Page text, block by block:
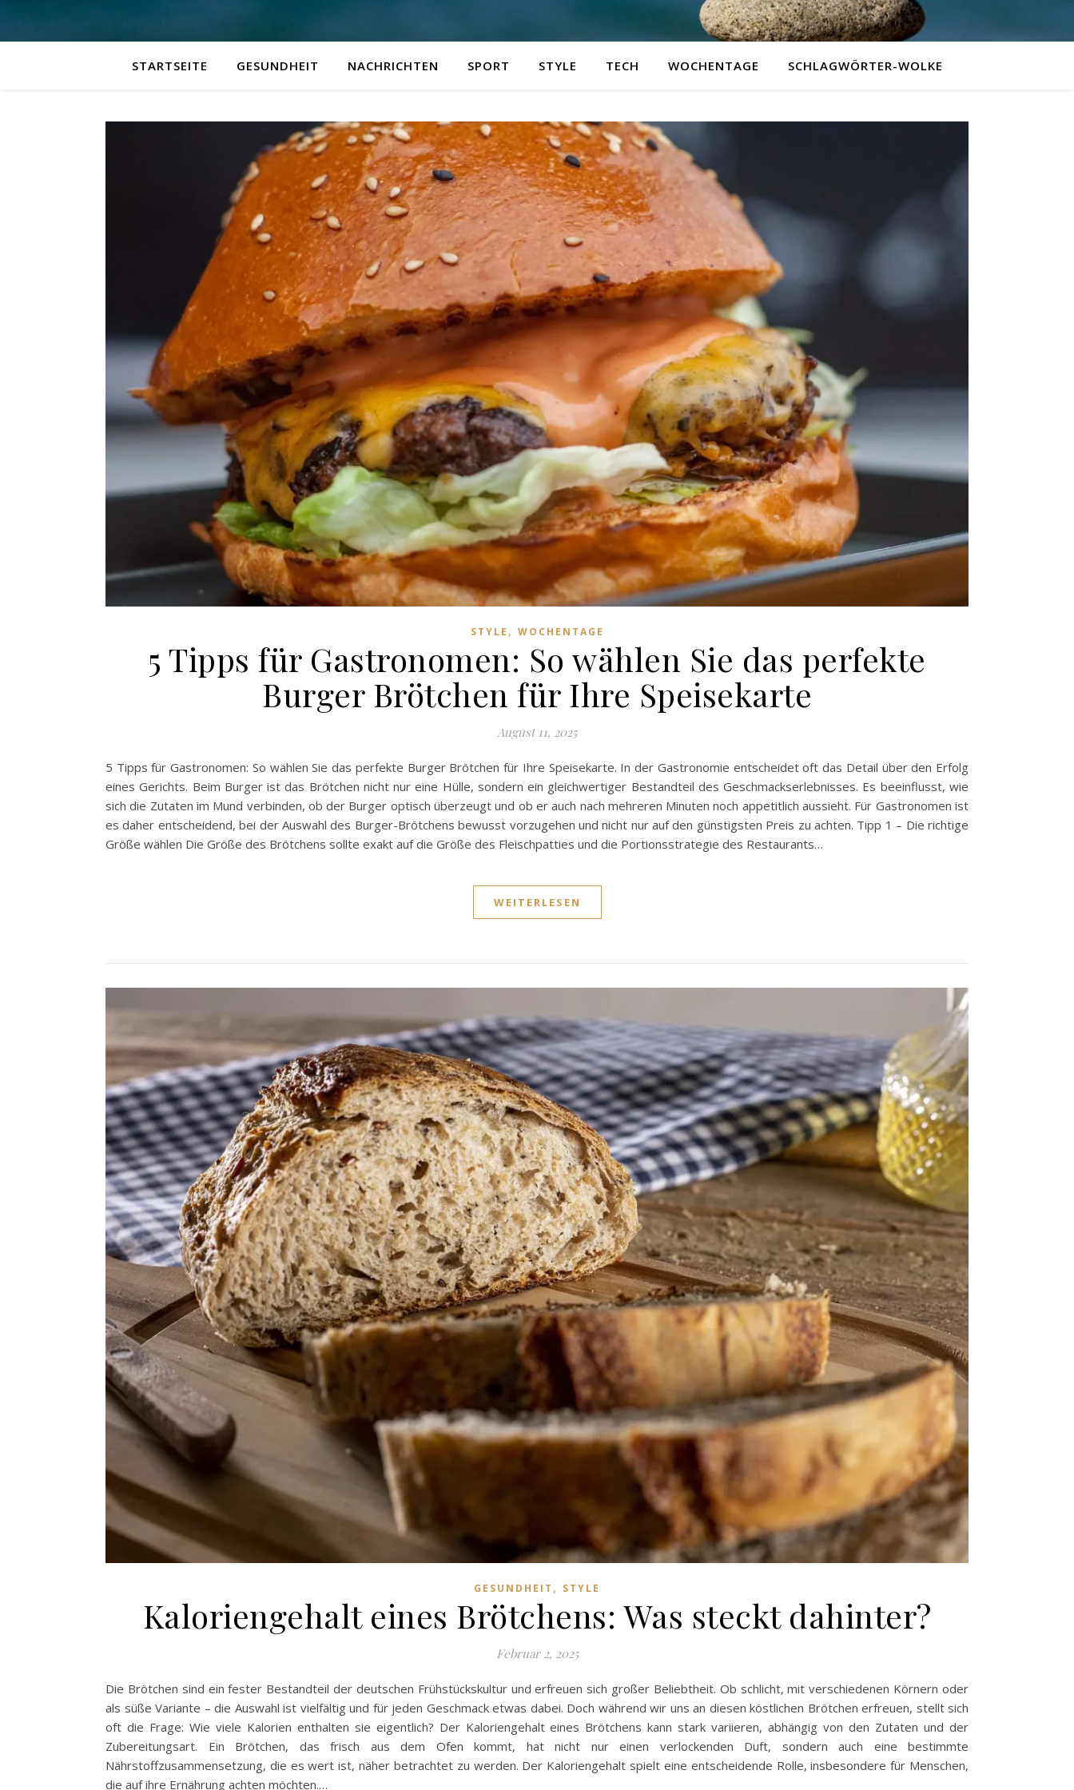
STARTSEITE GESUNDHEIT NACHRICHTEN SPORT STYLE TECH WOCHENTAGE SCHLAGWÖRTER-WOLKE
STYLE , WOCHENTAGE
5 Tipps für Gastronomen: So wählen Sie das perfekte
Burger Brötchen für Ihre Speisekarte
August 11, 2025
5 Tipps für Gastronomen: So wählen Sie das perfekte Burger Brötchen für Ihre Speisekarte. In der Gastronomie entscheidet oft das Detail über den Erfolg
eines Gerichts. Beim Burger ist das Brötchen nicht nur eine Hülle, sondern ein gleichwertiger Bestandteil des Geschmackserlebnisses. Es beeinflusst, wie
sich die Zutaten im Mund verbinden, ob der Burger optisch überzeugt und ob er auch nach mehreren Minuten noch appetitlich aussieht. Für Gastronomen ist
es daher entscheidend, bei der Auswahl des Burger-Brötchens bewusst vorzugehen und nicht nur auf den günstigsten Preis zu achten. Tipp 1 – Die richtige
Größe wählen Die Größe des Brötchens sollte exakt auf die Größe des Fleischpatties und die Portionsstrategie des Restaurants…
WEITERLESEN
GESUNDHEIT , STYLE
Kaloriengehalt eines Brötchens: Was steckt dahinter?
Februar 2, 2025
Die Brötchen sind ein fester Bestandteil der deutschen Frühstückskultur und erfreuen sich großer Beliebtheit. Ob schlicht, mit verschiedenen Körnern oder
als süße Variante – die Auswahl ist vielfältig und für jeden Geschmack etwas dabei. Doch während wir uns an diesen köstlichen Brötchen erfreuen, stellt sich
oft die Frage: Wie viele Kalorien enthalten sie eigentlich? Der Kaloriengehalt eines Brötchens kann stark variieren, abhängig von den Zutaten und der
Zubereitungsart. Ein Brötchen, das frisch aus dem Ofen kommt, hat nicht nur einen verlockenden Duft, sondern auch eine bestimmte
Nährstoffzusammensetzung, die es wert ist, näher betrachtet zu werden. Der Kaloriengehalt spielt eine entscheidende Rolle, insbesondere für Menschen,
die auf ihre Ernährung achten möchten.…